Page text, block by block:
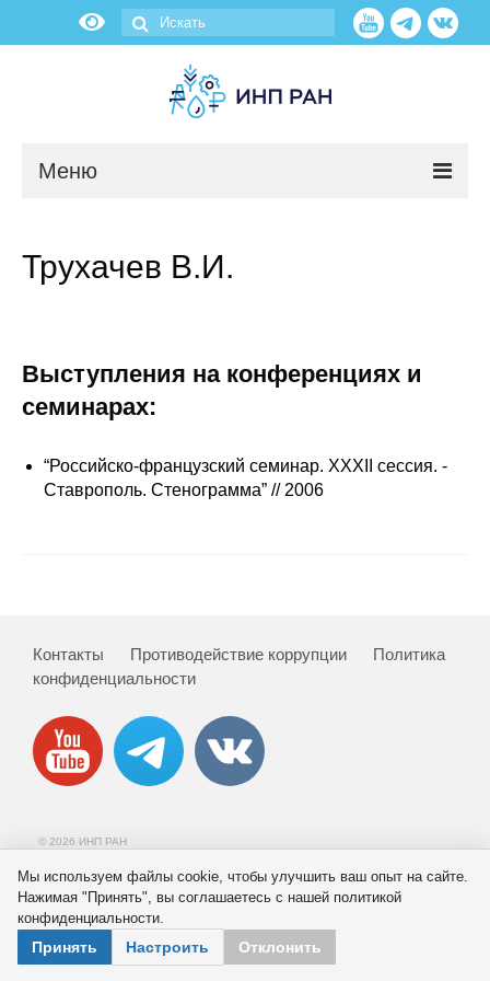
Меню
О нас
Научные подразделения
Сотрудники
Материалы для СМИ
Публикации
Научная жизнь
О журнале
Номера журналов
Трухачев В.И.
Выступления на конференциях и
семинарах:
“Российско-французский семинар. XXXII сессия. -
Ставрополь. Стенограмма” // 2006
Контакты Противодействие коррупции
Политика
конфиденциальности
© 2026 ИНП РАН
Мы используем файлы cookie, чтобы улучшить ваш опыт на сайте.
Нажимая "Принять", вы соглашаетесь с нашей политикой
конфиденциальности.
Принять Настроить Отклонить